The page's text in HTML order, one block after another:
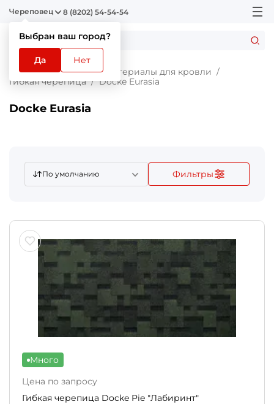
Череповец
Выбран ваш город?
Да Нет
8 (8202) 54-54-54
Главная Каталог
Материалы для кровли
Гибкая черепица
Docke Eurasia
Docke Eurasia
По умолчанию Фильтры
Много
Цена по запросу
Гибкая черепица Docke Pie "Лабиринт"